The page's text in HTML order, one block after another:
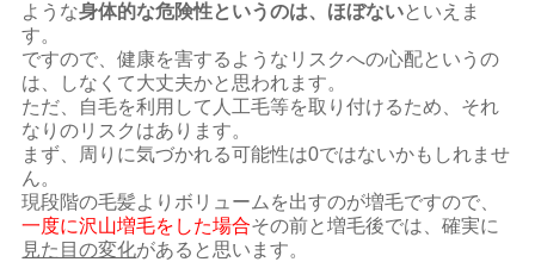
ような身体的な危険性というのは、ほぼないといえま
す。
ですので、健康を害するようなリスクへの心配というの
は、しなくて大丈夫かと思われます。
ただ、自毛を利用して人工毛等を取り付けるため、それ
なりのリスクはあります。
まず、周りに気づかれる可能性は0ではないかもしれませ
ん。
現段階の毛髪よりボリュームを出すのが増毛ですので、
一度に沢山増毛をした場合その前と増毛後では、確実に
見た目の変化があると思います。